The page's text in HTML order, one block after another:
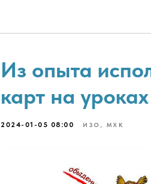
Из опыта
карт на
2024-01-05 08:00 ИЗО, МХК